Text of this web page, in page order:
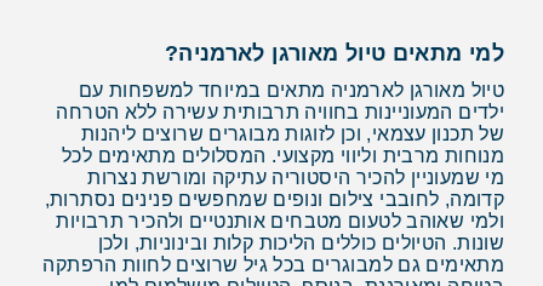
למי מתאים טיול מאורגן לארמניה?
טיול מאורגן לארמניה מתאים במיוחד למשפחות עם
ילדים המעוניינות בחוויה תרבותית עשירה ללא הטרחה
של תכנון עצמאי, וכן לזוגות מבוגרים שרוצים ליהנות
מנוחות מרבית וליווי מקצועי. המסלולים מתאימים לכל
מי שמעוניין להכיר היסטוריה עתיקה ומורשת נצרות
קדומה, לחובבי צילום ונופים שמחפשים פנינים נסתרות,
ולמי שאוהב לטעום מטבחים אותנטיים ולהכיר תרבויות
שונות. הטיולים כוללים הליכות קלות ובינוניות, ולכן
מתאימים גם למבוגרים בכל גיל שרוצים לחוות הרפתקה